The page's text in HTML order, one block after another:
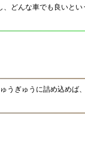
どんな車でも良いと
うぎゅうに詰め込めば